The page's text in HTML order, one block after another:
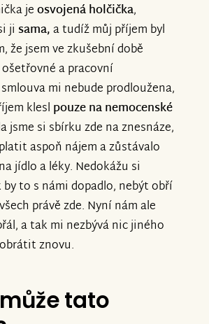
jeosvojená holčička,
ji sama,a tudíž můj příjem byl
že jsem ve zkušební době
a pracovní
mi nebude prodloužena,
klesl pouze na nemocenské
jsme si sbírku zde na znesnáze,
aspoň nájem a zůstávalo
jídlo a léky. Nedokážu si
to s námi dopadlo, nebýt obří
právě zde. Nyní nám ale
a tak mi nezbývá nic jiného
znovu.
tato